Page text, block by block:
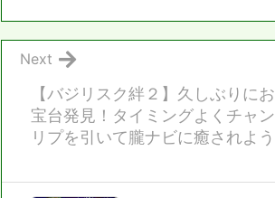
【バジリスク絆２】久しぶりにお
宝台発見！タイミングよくチャン
リプを引いて朧ナビに癒されよう
Next